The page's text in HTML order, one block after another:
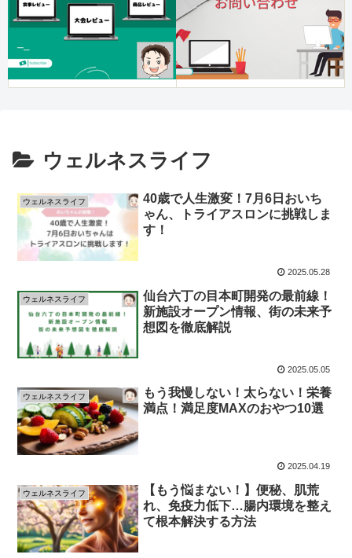
ウェルネスライフ
ウェルネスライフ
40歳で人生激変！7月6日おいち
ゃん、トライアスロンに挑戦しま
す！
2025.05.28
ウェルネスライフ
仙台六丁の目本町開発の最前線！
新施設オープン情報、街の未来予
想図を徹底解説
2025.05.05
ウェルネスライフ
もう我慢しない！太らない！栄養
満点！満足度MAXのおやつ10選
2025.04.19
ウェルネスライフ
【もう悩まない！】便秘、肌荒
れ、免疫力低下…腸内環境を整え
て根本解決する方法